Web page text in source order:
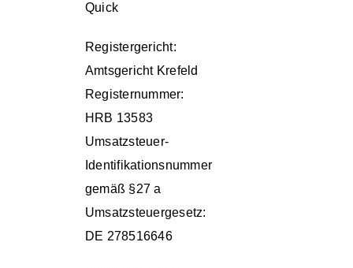
Quick
Registergericht:
Amtsgericht Krefeld
Registernummer:
HRB 13583
Umsatzsteuer-
Identifikationsnummer
gemäß §27 a
Umsatzsteuergesetz:
DE 278516646